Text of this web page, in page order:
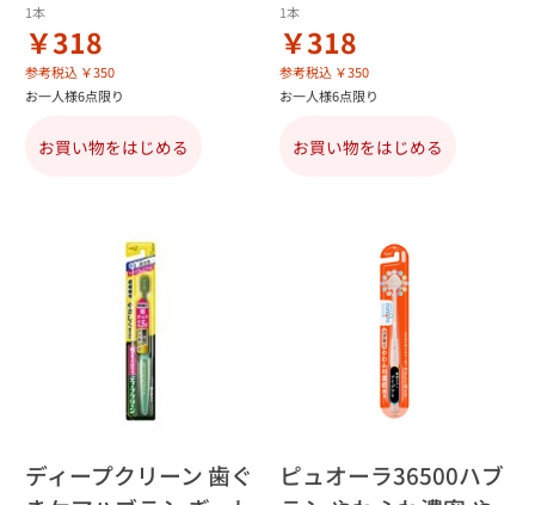
1本
￥318
参考税込 ￥350
お一人様6点限り
お買い物をはじめる
1本
￥318
参考税込 ￥350
お一人様6点限り
お買い物をはじめる
ディープクリーン 歯ぐ
ピュオーラ36500ハブ